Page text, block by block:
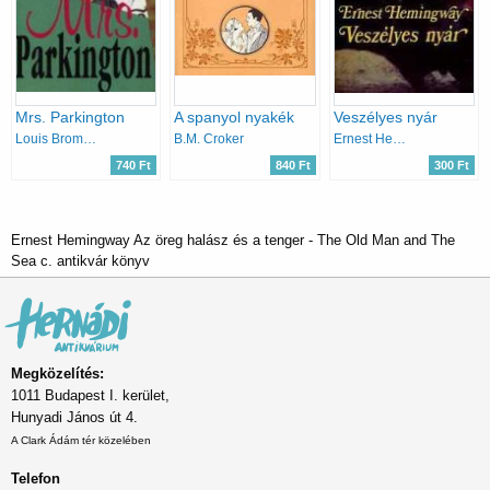
Mrs. Parkington
740 Ft
A spanyol nyakék
B.M. Croker
840 Ft
Veszélyes nyár
300 Ft
Ernest Hemingway Az öreg halász és a tenger - The Old Man and The
Sea c. antikvár könyv
Megközelítés:
1011 Budapest I. kerület,
Hunyadi János út 4.
A Clark Ádám tér közelében
Telefon